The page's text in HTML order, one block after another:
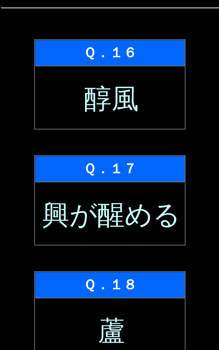
Ｑ．１６
醇風
Ｑ．１７
興が醒める
Ｑ．１８
蘆